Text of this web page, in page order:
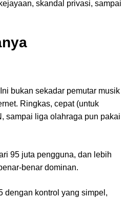
skandal privasi, sampai
bukan sekadar pemutar musik
Ringkas, cepat (untuk
sampai liga olahraga pun pakai
95 juta pengguna, dan lebih
benar dominan.
dengan kontrol yang simpel,